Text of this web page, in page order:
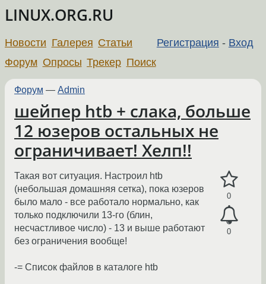
LINUX.ORG.RU
Регистрация - Вход
Новости Галерея Статьи
Форум Опросы Трекер Поиск
Форум — Admin
шейпер htb + слака, больше
12 юзеров остальных не
ограничивает! Хелп!!
0
0
Такая вот ситуация. Настроил htb
(небольшая домашняя сетка), пока юзеров
было мало - все работало нормально, как
только подключили 13-го (блин,
несчастливое число) - 13 и выше работают
без ограничения вообще!
-= Список файлов в каталоге htb